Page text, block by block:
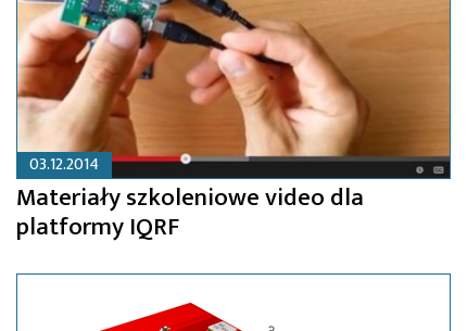
03.12.2014
Materiały szkoleniowe video dla
platformy IQRF